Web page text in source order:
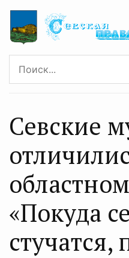
Севские
«Покуда